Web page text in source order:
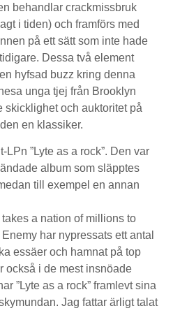
behandlar crackmissbruk
i tiden) och framförs med
på ett sätt som inte hade
Dessa två element
hyfsad buzz kring denna
unga tjej från Brooklyn
skicklighet och auktoritet på
en klassiker.
LPn ”Lyte as a rock”. Den var
album som släpptes
till exempel en annan
takes a nation of millions to
har nypressats ett antal
essäer och hamnat på top
också i de mest insnöade
”Lyte as a rock” framlevt sina
Jag fattar ärligt talat